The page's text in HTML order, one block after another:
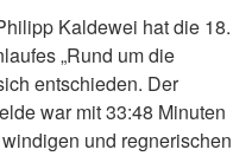
Kaldewei hat die 18.
„Rund um die
entschieden. Der
war mit 33:48 Minuten
und regnerischen